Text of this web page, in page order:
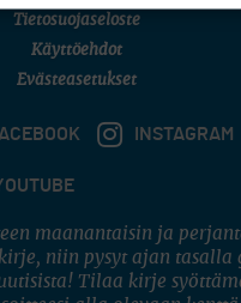
Tietosuojaseloste
Käyttöehdot
Evästeasetukset
INSTAGRAM
maanantaisin ja
niin pysyt ajan tasalla
Tilaa kirje